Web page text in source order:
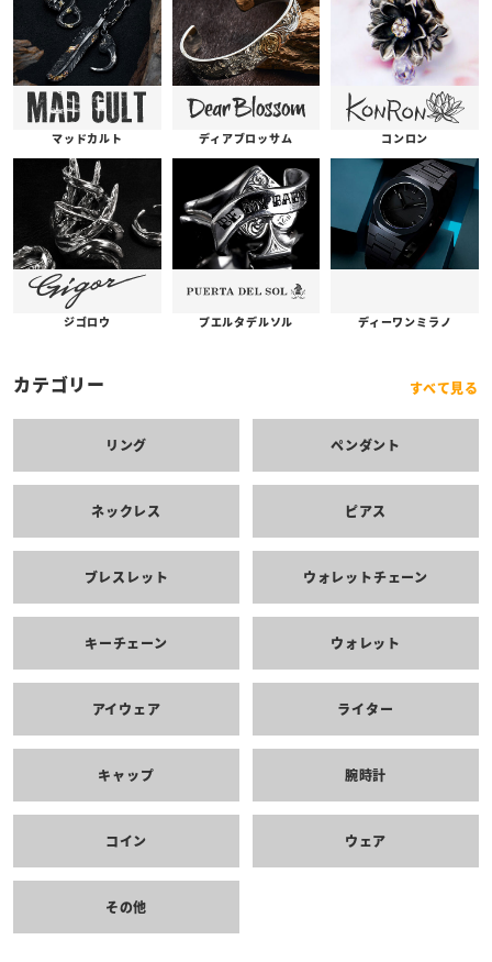
マッドカルト ディアブロッサム コンロン
ジゴロウ プエルタデルソル ディーワンミラノ
カテゴリー すべて見る
リング ペンダント
ネックレス ピアス
ブレスレット ウォレットチェーン
キーチェーン ウォレット
アイウェア ライター
キャップ 腕時計
コイン ウェア
その他